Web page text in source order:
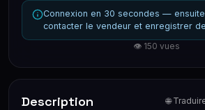
Connexion en 30 secondes —
contacter le vendeur et enregistrer
👁 150 vues
Description 🌐